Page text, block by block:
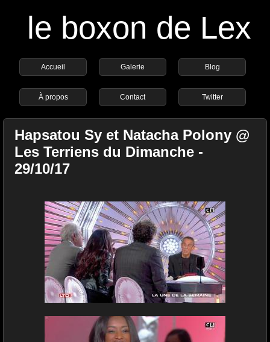
le boxon de Lex
Accueil Galerie Blog
À propos Contact Twitter
Hapsatou Sy et Natacha Polony @
Les Terriens du Dimanche -
29/10/17